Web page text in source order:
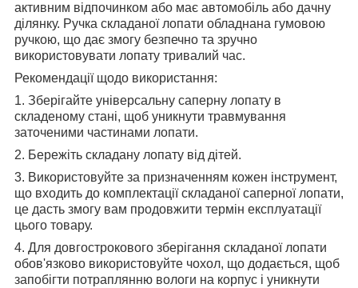
активним відпочинком або має автомобіль або дачну
ділянку. Ручка складаної лопати обладнана гумовою
ручкою, що дає змогу безпечно та зручно
використовувати лопату тривалий час.
Рекомендації щодо використання:
1. Зберігайте універсальну саперну лопату в
складеному стані, щоб уникнути травмування
заточеними частинами лопати.
2. Бережіть складану лопату від дітей.
3. Використовуйте за призначенням кожен інструмент,
що входить до комплектації складаної саперної лопати,
це дасть змогу вам продовжити термін експлуатації
цього товару.
4. Для довгострокового зберігання складаної лопати
обов'язково використовуйте чохол, що додається, щоб
запобігти потраплянню вологи на корпус і уникнути